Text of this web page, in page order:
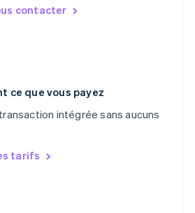
contacter
ce que vous payez
intégrée sans aucuns
tarifs
Chine